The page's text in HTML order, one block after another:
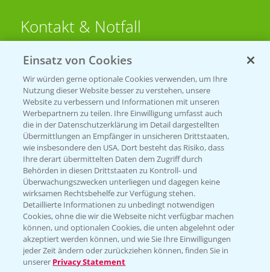
Kontakt & Notfall
Beratung auf WhatsApp
T.+49 (0)174 346 564 1
KONTAKT
Hilfe in Notfällen
T.+49 (0)214/30-20220
Folgen Sie uns
Einsatz von Cookies
Wir würden gerne optionale Cookies verwenden, um Ihre
Nutzung dieser Website besser zu verstehen, unsere
Website zu verbessern und Informationen mit unseren
Werbepartnern zu teilen. Ihre Einwilligung umfasst auch
die in der Datenschutzerklärung im Detail dargestellten
Übermittlungen an Empfänger in unsicheren Drittstaaten,
wie insbesondere den USA. Dort besteht das Risiko, dass
Ihre derart übermittelten Daten dem Zugriff durch
Behörden in diesen Drittstaaten zu Kontroll- und
Überwachungszwecken unterliegen und dagegen keine
wirksamen Rechtsbehelfe zur Verfügung stehen.
Detaillierte Informationen zu unbedingt notwendigen
Cookies, ohne die wir die Webseite nicht verfügbar machen
können, und optionalen Cookies, die unten abgelehnt oder
akzeptiert werden können, und wie Sie Ihre Einwilligungen
jeder Zeit ändern oder zurückziehen können, finden Sie in
unserer Privacy Statement